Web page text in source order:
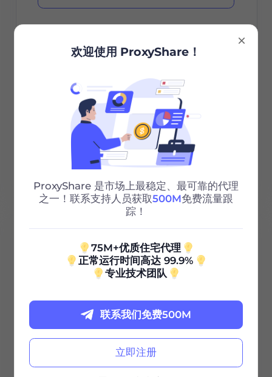
城市/国家选择
无限会话
无限带宽
Http/Socks5
0.85
$85 / 30天
欢迎使用 ProxyShare！
ProxyShare 是市场上最稳定、最可靠的代理
之一！联系支持人员获取500M免费流量跟
踪！
75M+优质住宅代理
正常运行时间高达 99.9%
专业技术团队
立即注册
联系我们免费500M